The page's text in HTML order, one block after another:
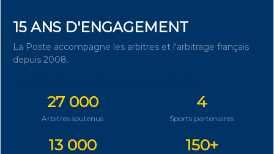
15 ANS D'ENGAGEMENT
La Poste accompagne les arbitres et l'arbitrage français
depuis 2008.
27 000
Arbitres soutenus
4
Sports partenaires
13 000 150+